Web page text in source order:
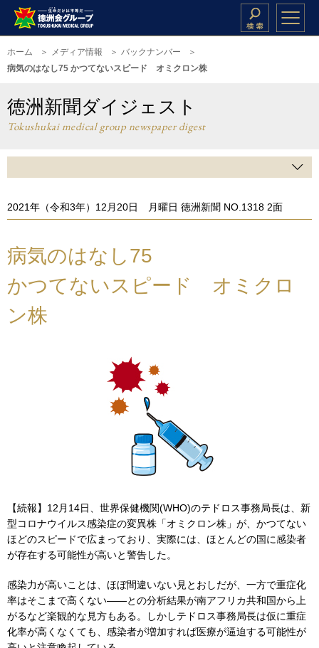
ホーム メディア情報
バックナンバー
病気のはなし75 かつてないスピード オミクロン株
徳洲新聞ダイジェスト
Tokushukai medical group newspaper digest
2021年（令和3年）12月20日 月曜日 徳洲新聞 NO.1318 2面
病気のはなし75
かつてないスピード オミクロ
ン株
【続報】12月14日、世界保健機関(WHO)のテドロス事務局長は、新
型コロナウイルス感染症の変異株「オミクロン株」が、かつてない
ほどのスピードで広まっており、実際には、ほとんどの国に感染者
が存在する可能性が高いと警告した。
感染力が高いことは、ほぼ間違いない見とおしだが、一方で重症化
率はそこまで高くない――との分析結果が南アフリカ共和国から上
がるなど楽観的な見方もある。しかしテドロス事務局長は仮に重症
化率が高くなくても、感染者が増加すれば医療が逼迫する可能性が